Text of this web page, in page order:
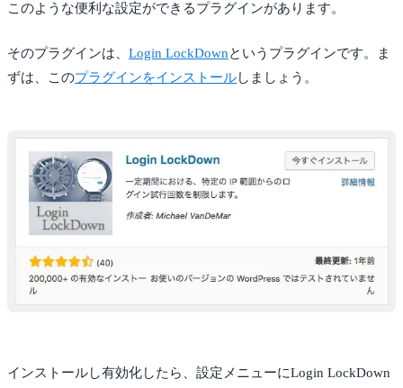
このような便利な設定ができるプラグインがあります。
そのプラグインは、 Login LockDownというプラグインです。ま
ずは、このプラグインをインストールしましょう。
インストールし有効化したら、設定メニューにLogin LockDown